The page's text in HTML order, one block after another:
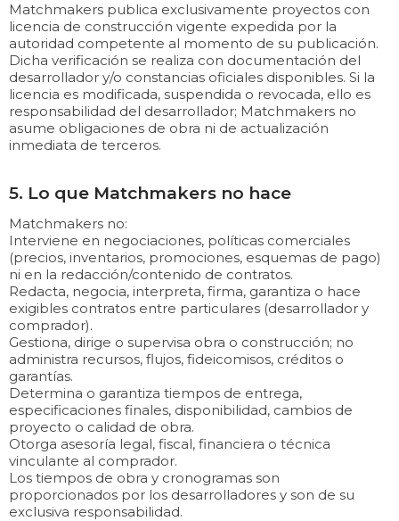
Matchmakers publica exclusivamente proyectos con
licencia de construcción vigente expedida por la
autoridad competente al momento de su publicación.
Dicha verificación se realiza con documentación del
desarrollador y/o constancias oficiales disponibles. Si la
licencia es modificada, suspendida o revocada, ello es
responsabilidad del desarrollador; Matchmakers no
asume obligaciones de obra ni de actualización
inmediata de terceros.
5. Lo que Matchmakers no hace
Matchmakers no:
Interviene en negociaciones, políticas comerciales
(precios, inventarios, promociones, esquemas de pago)
ni en la redacción/contenido de contratos.
Redacta, negocia, interpreta, firma, garantiza o hace
exigibles contratos entre particulares (desarrollador y
comprador).
Gestiona, dirige o supervisa obra o construcción; no
administra recursos, flujos, fideicomisos, créditos o
garantías.
Determina o garantiza tiempos de entrega,
especificaciones finales, disponibilidad, cambios de
proyecto o calidad de obra.
Otorga asesoría legal, fiscal, financiera o técnica
vinculante al comprador.
Los tiempos de obra y cronogramas son
proporcionados por los desarrolladores y son de su
exclusiva responsabilidad.